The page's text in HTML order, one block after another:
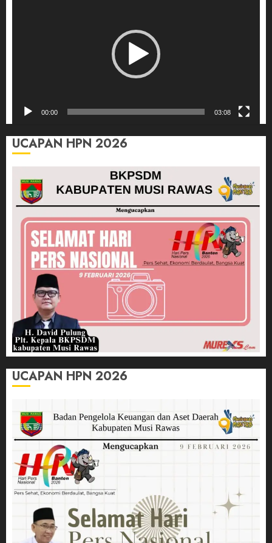
00:00 03:08
UCAPAN HPN 2026
UCAPAN HPN 2026